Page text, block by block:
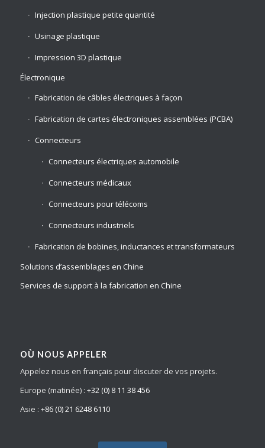
Injection plastique petite quantité
Usinage plastique
Impression 3D plastique
Électronique
Fabrication de câbles électriques à façon
Fabrication de cartes électroniques assemblées (PCBA)
Connecteurs
Connecteurs électriques automobile
Connecteurs médicaux
Connecteurs pour télécoms
Connecteurs industriels
Fabrication de bobines, inductances et transformateurs
Solutions d’assemblages en Chine
Services de support à la fabrication en Chine
OÙ NOUS APPELER
Appelez nous en français pour discuter de vos projets.
Europe (matinée) : +32 (0) 8 11 38 456
Asie : +86 (0) 21 6248 6110